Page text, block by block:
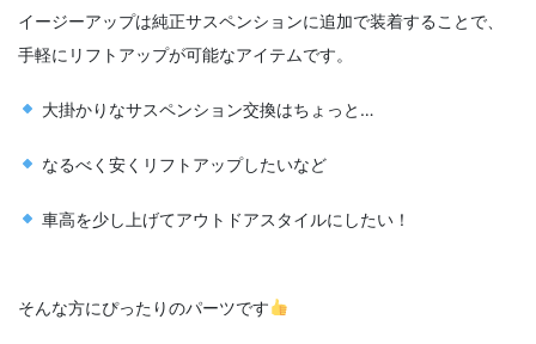
イージーアップは純正サスペンションに追加で装着することで、
手軽にリフトアップが可能なアイテムです。
大掛かりなサスペンション交換はちょっと…
なるべく安くリフトアップしたいなど
車高を少し上げてアウトドアスタイルにしたい！
そんな方にぴったりのパーツです